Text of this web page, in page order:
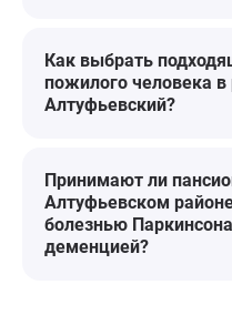
Как выбрать
пожилого человека в
Алтуфьевский?
Принимают ли
Алтуфьевском
болезнью
деменцией?